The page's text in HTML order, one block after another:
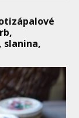
slanina,